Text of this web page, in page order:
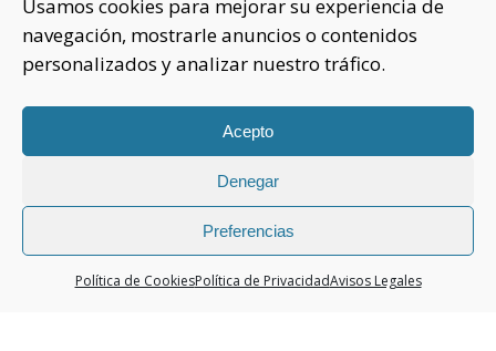
Usamos cookies para mejorar su experiencia de
navegación, mostrarle anuncios o contenidos
personalizados y analizar nuestro tráfico.
Acepto
Denegar
Preferencias
Política de CookiesPolítica de PrivacidadAvisos Legales
Sobre nosotros
Aviso Legal
Política de Privacidad
Política Cookies
CONTACTAR
925 508 922
dhelia@dhelia.es